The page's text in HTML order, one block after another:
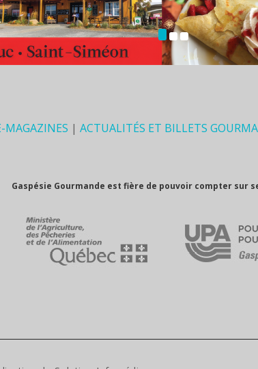
MAGAZINES | ACTUALITÉS ET BILLETS
Gaspésie Gourmande est fière de pouvoir compter sur